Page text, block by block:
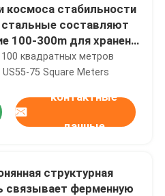
космоса стабильности
стальные составляют
100-300m для хранения
100 квадратных метров
US55-75 Square Meters
контактные
данные
структурная
связывает ферменную